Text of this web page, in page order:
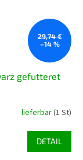
29,74 €
–14 %
gefutteret
lieferbar(1 St)
DETAIL